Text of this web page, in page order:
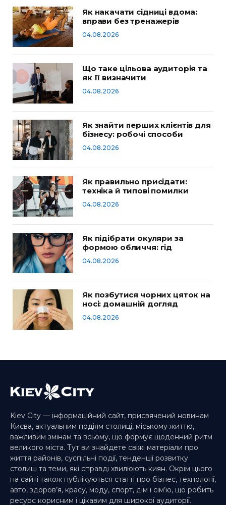
Як накачати сідниці вдома:
вправи без тренажерів
04.08.2026
Що таке цільова аудиторія та
як її визначити
04.08.2026
Як знайти перших клієнтів для
бізнесу: робочі способи
04.08.2026
Як правильно присідати:
техніка й типові помилки
04.08.2026
Як підібрати окуляри за
формою обличчя: гід
04.08.2026
Як позбутися чорних цяток на
носі: домашній догляд
04.08.2026
Kiev City — інформаційний сайт, присвячений новинам
Києва, актуальним подіям столиці, міському життю,
важливим змінам та всьому, що формує щоденний ритм
великого міста. Тут ви знайдете свіжі матеріали про
життя районів, суспільні події, тенденції розвитку
столиці та теми, які справді хвилюють киян. Окрім цього
на сайті також публікуються статті про бізнес, технології,
авто, здоров’я, красу, моду, спорт, дім і сім’ю, що робить
ресурс корисним і цікавим для широкої аудиторії.